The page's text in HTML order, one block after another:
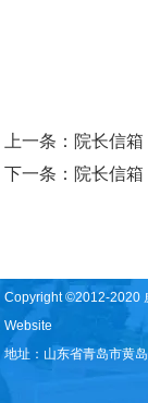
上一条： 院长信箱
下一条： 院长信箱
Copyright ©2012-2020
Website
地址：山东省青岛市黄